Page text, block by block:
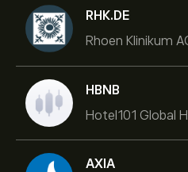
RHK.DE
Rhoen Klinikum
HBNB
Hotel101 Global
AXIA